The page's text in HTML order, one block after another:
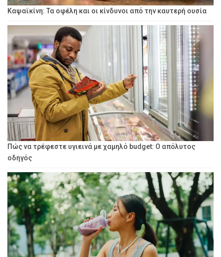
Καψαϊκίνη: Τα οφέλη και οι κίνδυνοι από την καυτερή ουσία
Πώς να τρέφεστε υγιεινά με χαμηλό budget: Ο απόλυτος
οδηγός